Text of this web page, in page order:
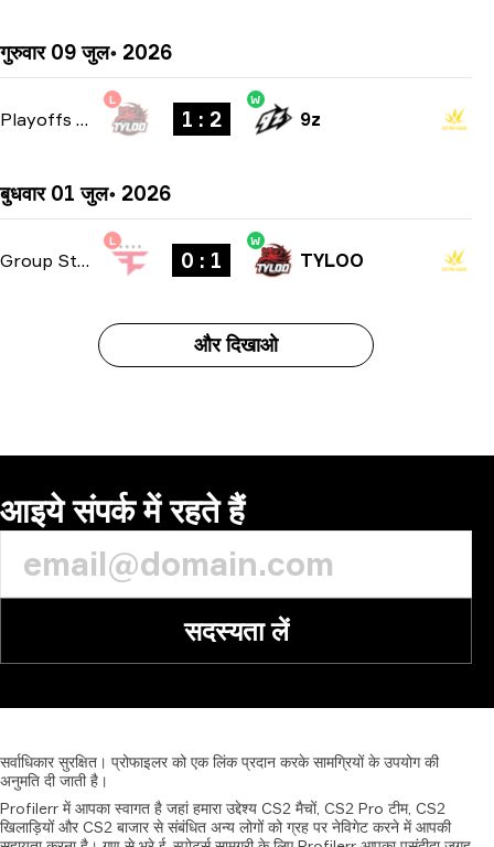
गुरुवार 09 जुल॰ 2026
Playoffs bo3
L
1 : 2
W
9z
बुधवार 01 जुल॰ 2026
Group Stage -bo1
L
0 : 1
W
TYLOO
और दिखाओ
आइये संपर्क में रहते हैं
सदस्यता लें
सर्वाधिकार सुरक्षित। प्रोफाइलर को एक लिंक प्रदान करके सामग्रियों के उपयोग की
अनुमति दी जाती है।
Profilerr में आपका स्वागत है जहां हमारा उद्देश्य CS2 मैचों, CS2 Pro टीम, CS2
खिलाड़ियों और CS2 बाजार से संबंधित अन्य लोगों को ग्रह पर नेविगेट करने में आपकी